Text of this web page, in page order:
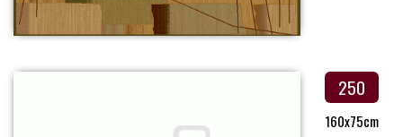
250
160x75cm